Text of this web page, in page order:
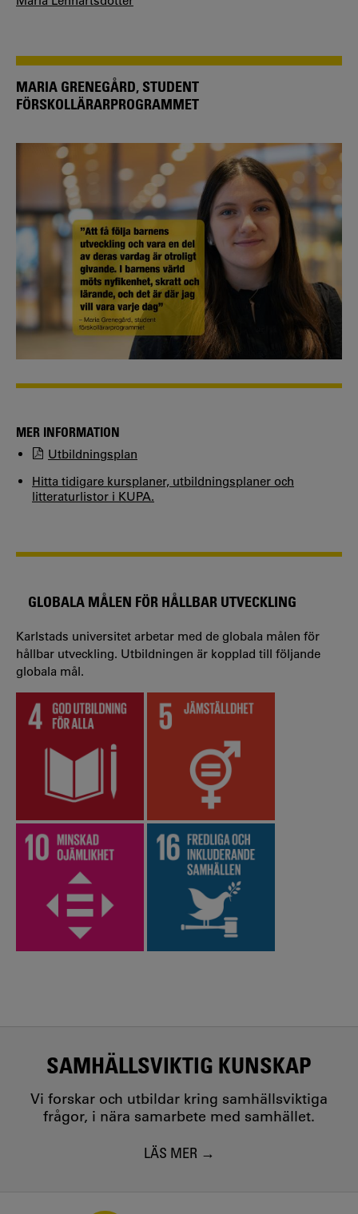
MARIA GRENEGÅRD, STUDENT
FÖRSKOLLÄRARPROGRAMMET
MER INFORMATION
Utbildningsplan
Hitta tidigare kursplaner, utbildningsplaner och
litteraturlistor i KUPA.
GLOBALA MÅLEN FÖR HÅLLBAR UTVECKLING
Karlstads universitet arbetar med de globala målen för
hållbar utveckling. Utbildningen är kopplad till följande
globala mål.
SAMHÄLLSVIKTIG KUNSKAP
Vi forskar och utbildar kring samhällsviktiga
frågor, i nära samarbete med samhället.
LÄS MER